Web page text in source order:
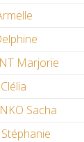
Marjorie
Sacha
Stéphanie